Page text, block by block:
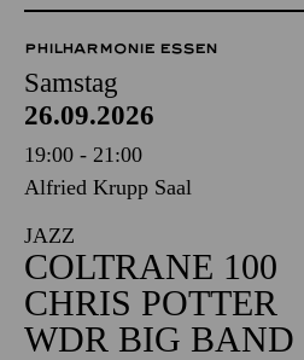
PHILHARMONIE ESSEN
Samstag
26.09.2026
19:00 - 21:00
Alfried Krupp Saal
JAZZ
COLTRANE 100
CHRIS POTTER
WDR BIG BAND